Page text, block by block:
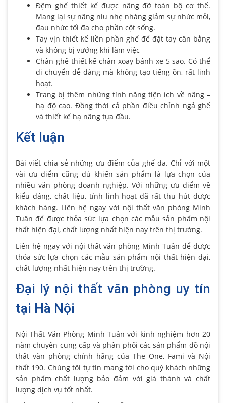
Đệm ghế thiết kế được nâng đỡ toàn bộ cơ thể.
Mang lại sự nâng niu nhẹ nhàng giảm sự nhức mỏi,
đau nhức tối đa cho phần cột sống.
Tay vịn thiết kế liền phần ghế để đặt tay cân bằng
và không bị vướng khi làm việc
Chân ghế thiết kế chân xoay bánh xe 5 sao. Có thể
di chuyển dễ dàng mà không tạo tiếng ồn, rất linh
hoạt.
Trang bị thêm những tính năng tiện ích về nâng –
hạ độ cao. Đồng thời cả phần điều chỉnh ngả ghế
và thiết kế hạ nâng tựa đầu.
Kết luận
Bài viết chia sẻ những ưu điểm của ghế da. Chỉ với một
vài ưu điểm cũng đủ khiến sản phẩm là lựa chọn của
nhiều văn phòng doanh nghiệp. Với những ưu điểm về
kiểu dáng, chất liệu, tính linh hoạt đã rất thu hút được
khách hàng. Liên hệ ngay với nội thất văn phòng Minh
Tuân để được thỏa sức lựa chọn các mẫu sản phẩm nội
thất hiện đại, chất lượng nhất hiện nay trên thị trường.
Liên hệ ngay với nội thất văn phòng Minh Tuân để được
thỏa sức lựa chọn các mẫu sản phẩm nội thất hiện đại,
chất lượng nhất hiện nay trên thị trường.
Đại lý nội thất văn phòng uy tín
tại Hà Nội
Nội Thất Văn Phòng Minh Tuân với kinh nghiệm hơn 20
năm chuyên cung cấp và phân phối các sản phẩm đồ nội
thất văn phòng chính hãng của The One, Fami và Nội
thất 190. Chúng tôi tự tin mang tới cho quý khách những
sản phẩm chất lượng bảo đảm với giá thành và chất
lượng dịch vụ tốt nhất.